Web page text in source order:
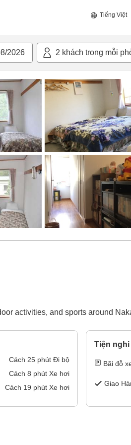
Tiếng Việt
2026 2 khách trong mỗi
activities, and sports around
Cách 25phút Đi bộ
Cách 8 phút Xe hơi
Cách 19 phút Xe hơi
Tiện
Bãi đỗ
Giao